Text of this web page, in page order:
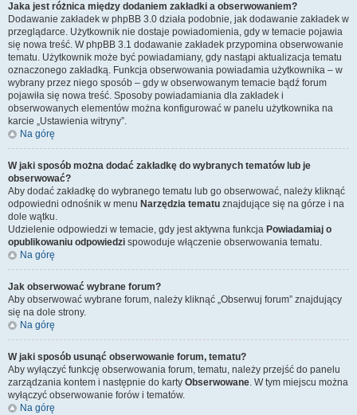
Jaka jest różnica między dodaniem zakładki a obserwowaniem?
Dodawanie zakładek w phpBB 3.0 działa podobnie, jak dodawanie zakładek w
przeglądarce. Użytkownik nie dostaje powiadomienia, gdy w temacie pojawia
się nowa treść. W phpBB 3.1 dodawanie zakładek przypomina obserwowanie
tematu. Użytkownik może być powiadamiany, gdy nastąpi aktualizacja tematu
oznaczonego zakładką. Funkcja obserwowania powiadamia użytkownika – w
wybrany przez niego sposób – gdy w obserwowanym temacie bądź forum
pojawiła się nowa treść. Sposoby powiadamiania dla zakładek i
obserwowanych elementów można konfigurować w panelu użytkownika na
karcie „Ustawienia witryny”.
Na górę
W jaki sposób można dodać zakładkę do wybranych tematów lub je
obserwować?
Aby dodać zakładkę do wybranego tematu lub go obserwować, należy kliknąć
odpowiedni odnośnik w menu Narzędzia tematu znajdujące się na górze i na
dole wątku.
Udzielenie odpowiedzi w temacie, gdy jest aktywna funkcja Powiadamiaj o
opublikowaniu odpowiedzi spowoduje włączenie obserwowania tematu.
Na górę
Jak obserwować wybrane forum?
Aby obserwować wybrane forum, należy kliknąć „Obserwuj forum” znajdujący
się na dole strony.
Na górę
W jaki sposób usunąć obserwowanie forum, tematu?
Aby wyłączyć funkcję obserwowania forum, tematu, należy przejść do panelu
zarządzania kontem i następnie do karty Obserwowane. W tym miejscu można
wyłączyć obserwowanie forów i tematów.
Na górę